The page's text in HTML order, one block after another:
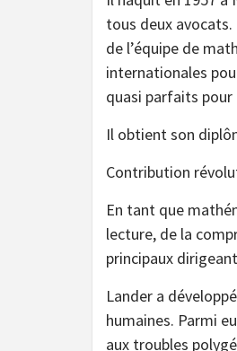
tous deux
de l’équipe de
internationales
quasi parfaits pour
Il obtient son
Contribution
En tant que
lecture, de la
principaux
Lander a
humaines. Parmi
aux troubles